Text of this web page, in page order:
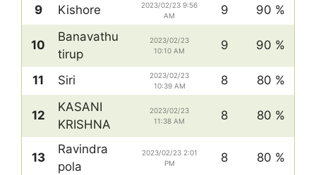
9
Kishore
2023/02/23 9:56
AM
9 90 %
10
Banavathu
tirup
2023/02/23
10:10 AM
9 90 %
11 Siri
2023/02/23
10:39 AM
8 80 %
12
KASANI
KRISHNA
2023/02/23
11:38 AM
8 80 %
13
Ravindra
pola
2023/02/23 2:01
PM
8 80 %